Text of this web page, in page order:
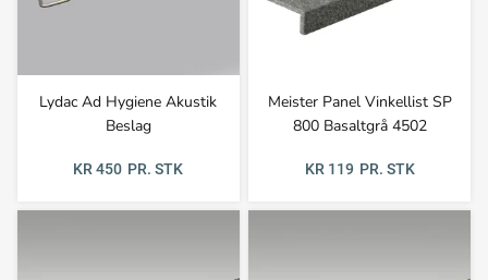
Lydac Ad Hygiene Akustik
Beslag
KR 450 PR. STK
Meister Panel Vinkellist SP
800 Basaltgrå 4502
KR 119 PR. STK